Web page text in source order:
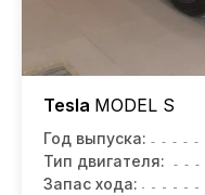
Tesla MODEL S
Год выпуска:
Тип двигателя:
Запас хода: